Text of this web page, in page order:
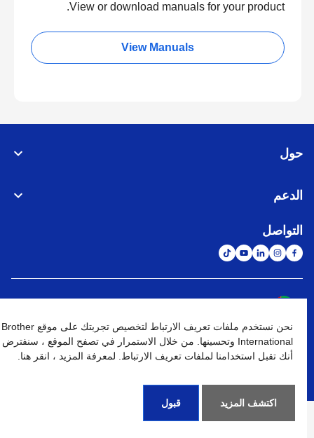
View or download manuals for your product.
View Manuals
حول
الدعم
التواصل
نهج الخصوصية شروط الإستخدام خريطة الموقع الإنتقال إلى الموقع العالمي
نحن نستخدم ملفات تعريف الارتباط لتخصيص تجربتك على موقع Brother
International وتحسينها. من خلال الاستمرار في تصفح الموقع ، سنفترض
أنك تقبل استخدامنا لملفات تعريف الارتباط. لمعرفة المزيد ، انقر هنا.
اكتشف المزيد قبول